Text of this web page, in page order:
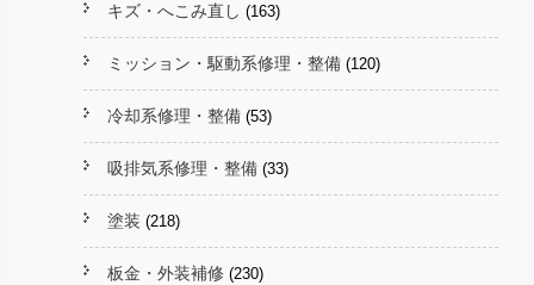
キズ・へこみ直し (163)
ミッション・駆動系修理・整備 (120)
冷却系修理・整備 (53)
吸排気系修理・整備 (33)
塗装 (218)
板金・外装補修 (230)